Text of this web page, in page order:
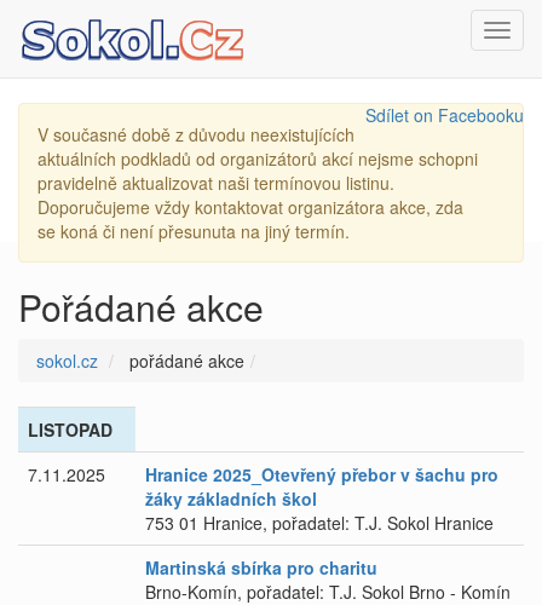
Sdílet on Facebooku
V současné době z důvodu neexistujících
aktuálních podkladů od organizátorů akcí nejsme schopni
pravidelně aktualizovat naši termínovou listinu.
Doporučujeme vždy kontaktovat organizátora akce, zda
se koná či není přesunuta na jiný termín.
Pořádané akce
sokol.cz pořádané akce
LISTOPAD
7.11.2025
Hranice 2025_Otevřený přebor v šachu pro
žáky základních škol
753 01 Hranice, pořadatel: T.J. Sokol Hranice
Martinská sbírka pro charitu
Brno-Komín, pořadatel: T.J. Sokol Brno - Komín